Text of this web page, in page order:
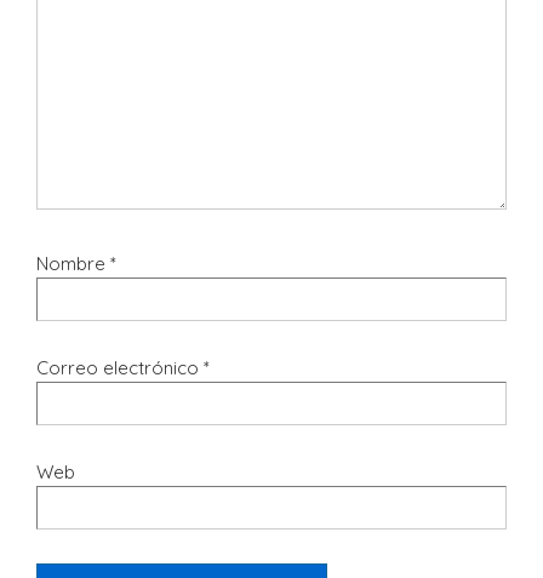
Nombre *
Correo electrónico *
Web